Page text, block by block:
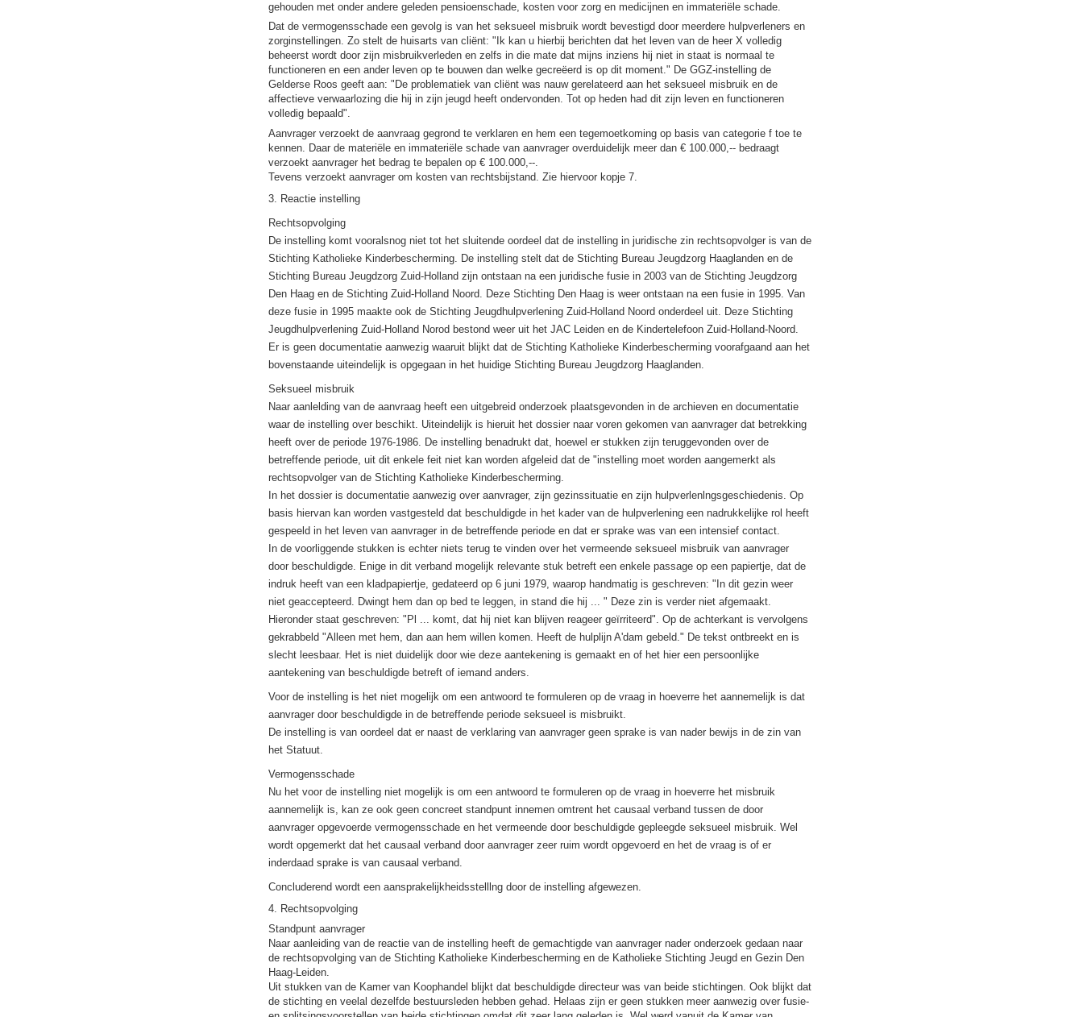
gehouden met onder andere geleden pensioenschade, kosten voor zorg en medicijnen en immateriële schade.
Dat de vermogensschade een gevolg is van het seksueel misbruik wordt bevestigd door meerdere hulpverleners en
zorginstellingen. Zo stelt de huisarts van cliënt: "Ik kan u hierbij berichten dat het leven van de heer X volledig
beheerst wordt door zijn misbruikverleden en zelfs in die mate dat mijns inziens hij niet in staat is normaal te
functioneren en een ander leven op te bouwen dan welke gecreëerd is op dit moment." De GGZ-instelling de
Gelderse Roos geeft aan: "De problematiek van cliënt was nauw gerelateerd aan het seksueel misbruik en de
affectieve verwaarlozing die hij in zijn jeugd heeft ondervonden. Tot op heden had dit zijn leven en functioneren
volledig bepaald".
Aanvrager verzoekt de aanvraag gegrond te verklaren en hem een tegemoetkoming op basis van categorie f toe te
kennen. Daar de materiële en immateriële schade van aanvrager overduidelijk meer dan € 100.000,-- bedraagt
verzoekt aanvrager het bedrag te bepalen op € 100.000,--.
Tevens verzoekt aanvrager om kosten van rechtsbijstand. Zie hiervoor kopje 7.
3. Reactie instelling
Rechtsopvolging
De instelling komt vooralsnog niet tot het sluitende oordeel dat de instelling in juridische zin rechtsopvolger is van de
Stichting Katholieke Kinderbescherming. De instelling stelt dat de Stichting Bureau Jeugdzorg Haaglanden en de
Stichting Bureau Jeugdzorg Zuid-Holland zijn ontstaan na een juridische fusie in 2003 van de Stichting Jeugdzorg
Den Haag en de Stichting Zuid-Holland Noord. Deze Stichting Den Haag is weer ontstaan na een fusie in 1995. Van
deze fusie in 1995 maakte ook de Stichting Jeugdhulpverlening Zuid-Holland Noord onderdeel uit. Deze Stichting
Jeugdhulpverlening Zuid-Holland Norod bestond weer uit het JAC Leiden en de Kindertelefoon Zuid-Holland-Noord.
Er is geen documentatie aanwezig waaruit blijkt dat de Stichting Katholieke Kinderbescherming voorafgaand aan het
bovenstaande uiteindelijk is opgegaan in het huidige Stichting Bureau Jeugdzorg Haaglanden.
Seksueel misbruik
Naar aanlelding van de aanvraag heeft een uitgebreid onderzoek plaatsgevonden in de archieven en documentatie
waar de instelling over beschikt. Uiteindelijk is hieruit het dossier naar voren gekomen van aanvrager dat betrekking
heeft over de periode 1976-1986. De instelling benadrukt dat, hoewel er stukken zijn teruggevonden over de
betreffende periode, uit dit enkele feit niet kan worden afgeleid dat de "instelling moet worden aangemerkt als
rechtsopvolger van de Stichting Katholieke Kinderbescherming.
In het dossier is documentatie aanwezig over aanvrager, zijn gezinssituatie en zijn hulpverlenlngsgeschiedenis. Op
basis hiervan kan worden vastgesteld dat beschuldigde in het kader van de hulpverlening een nadrukkelijke rol heeft
gespeeld in het leven van aanvrager in de betreffende periode en dat er sprake was van een intensief contact.
In de voorliggende stukken is echter niets terug te vinden over het vermeende seksueel misbruik van aanvrager
door beschuldigde. Enige in dit verband mogelijk relevante stuk betreft een enkele passage op een papiertje, dat de
indruk heeft van een kladpapiertje, gedateerd op 6 juni 1979, waarop handmatig is geschreven: "In dit gezin weer
niet geaccepteerd. Dwingt hem dan op bed te leggen, in stand die hij ... " Deze zin is verder niet afgemaakt.
Hieronder staat geschreven: "Pl ... komt, dat hij niet kan blijven reageer geïrriteerd". Op de achterkant is vervolgens
gekrabbeld "Alleen met hem, dan aan hem willen komen. Heeft de hulplijn A'dam gebeld." De tekst ontbreekt en is
slecht leesbaar. Het is niet duidelijk door wie deze aantekening is gemaakt en of het hier een persoonlijke
aantekening van beschuldigde betreft of iemand anders.
Voor de instelling is het niet mogelijk om een antwoord te formuleren op de vraag in hoeverre het aannemelijk is dat
aanvrager door beschuldigde in de betreffende periode seksueel is misbruikt.
De instelling is van oordeel dat er naast de verklaring van aanvrager geen sprake is van nader bewijs in de zin van
het Statuut.
Vermogensschade
Nu het voor de instelling niet mogelijk is om een antwoord te formuleren op de vraag in hoeverre het misbruik
aannemelijk is, kan ze ook geen concreet standpunt innemen omtrent het causaal verband tussen de door
aanvrager opgevoerde vermogensschade en het vermeende door beschuldigde gepleegde seksueel misbruik. Wel
wordt opgemerkt dat het causaal verband door aanvrager zeer ruim wordt opgevoerd en het de vraag is of er
inderdaad sprake is van causaal verband.
Concluderend wordt een aansprakelijkheidsstelllng door de instelling afgewezen.
4. Rechtsopvolging
Standpunt aanvrager
Naar aanleiding van de reactie van de instelling heeft de gemachtigde van aanvrager nader onderzoek gedaan naar
de rechtsopvolging van de Stichting Katholieke Kinderbescherming en de Katholieke Stichting Jeugd en Gezin Den
Haag-Leiden.
Uit stukken van de Kamer van Koophandel blijkt dat beschuldigde directeur was van beide stichtingen. Ook blijkt dat
de stichting en veelal dezelfde bestuursleden hebben gehad. Helaas zijn er geen stukken meer aanwezig over fusie-